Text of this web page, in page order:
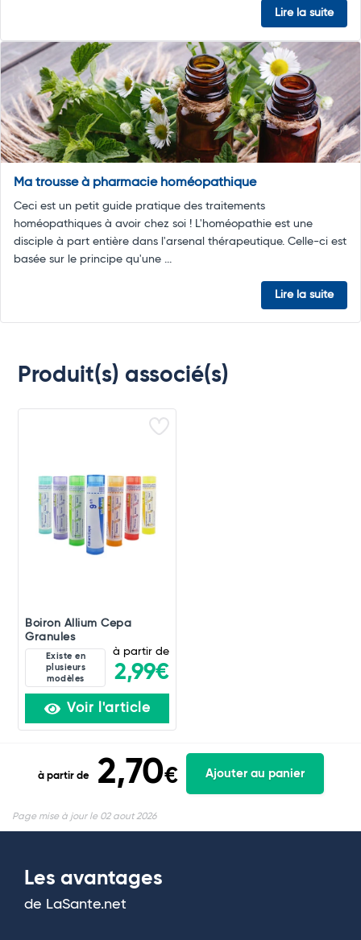
Lire la suite
Ma trousse à pharmacie homéopathique
Ceci est un petit guide pratique des traitements
homéopathiques à avoir chez soi ! L'homéopathie est une
disciple à part entière dans l'arsenal thérapeutique. Celle-ci est
basée sur le principe qu'une ...
Lire la suite
Produit(s) associé(s)
Boiron Allium Cepa
Granules
Existe en
plusieurs
modèles
à partir de
2,99€
Voir l'article
à partir de 2,70€ Ajouter au panier
Page mise à jour le 02 aout 2026
Les avantages
de LaSante.net